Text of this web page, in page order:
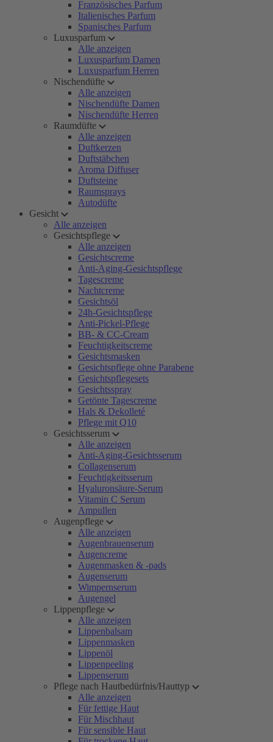
Französisches Parfum
Italienisches Parfum
Spanisches Parfum
Luxusparfum
Alle anzeigen
Luxusparfum Damen
Luxusparfum Herren
Nischendüfte
Alle anzeigen
Nischendüfte Damen
Nischendüfte Herren
Raumdüfte
Alle anzeigen
Duftkerzen
Duftstäbchen
Aroma Diffuser
Duftsteine
Raumsprays
Autodüfte
Gesicht
Alle anzeigen
Gesichtspflege
Alle anzeigen
Gesichtscreme
Anti-Aging-Gesichtspflege
Tagescreme
Nachtcreme
Gesichtsöl
24h-Gesichtspflege
Anti-Pickel-Pflege
BB- & CC-Cream
Feuchtigkeitscreme
Gesichtsmasken
Gesichtspflege ohne Parabene
Gesichtspflegesets
Gesichtsspray
Getönte Tagescreme
Hals & Dekolleté
Pflege mit Q10
Gesichtsserum
Alle anzeigen
Anti-Aging-Gesichtsserum
Collagenserum
Feuchtigkeitsserum
Hyaluronsäure-Serum
Vitamin C Serum
Ampullen
Augenpflege
Alle anzeigen
Augenbrauenserum
Augencreme
Augenmasken & -pads
Augenserum
Wimpernserum
Augengel
Lippenpflege
Alle anzeigen
Lippenbalsam
Lippenmasken
Lippenöl
Lippenpeeling
Lippenserum
Pflege nach Hautbedürfnis/Hauttyp
Alle anzeigen
Für fettige Haut
Für Mischhaut
Für sensible Haut